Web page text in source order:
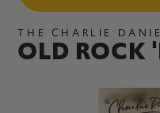
THE CHARLIE
OLD ROCK